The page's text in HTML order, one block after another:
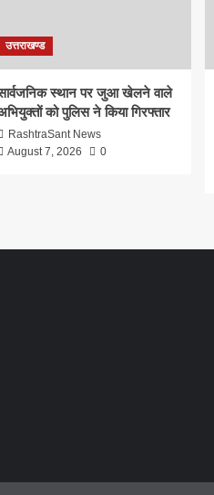
उत्तराखण्ड
स्थान पर जुआ खेलने वाले
को पुलिस ने किया गिरफ्तार
RashtraSant News
August 7, 2026
0